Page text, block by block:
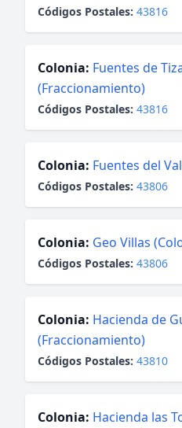
Códigos Postales: 43816
Colonia: Fuentes de
(Fraccionamiento)
Códigos Postales: 43816
Colonia: Fuentes del
Códigos Postales: 43806
Colonia: Geo Villas
Códigos Postales: 43806
Colonia: Hacienda de
(Fraccionamiento)
Códigos Postales: 43810
Colonia: Hacienda las